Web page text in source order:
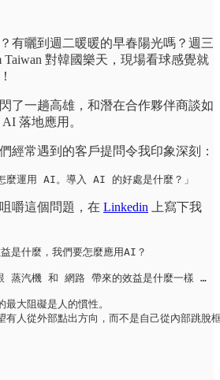
有曬到週二暖暖的早春陽光嗎？週三
Taiwan 對韓國樂天，現場看球感覺就
了一趟高雄，和潛在合作夥伴商談如
落地應用。
經常遇到的客戶提問令我印象深刻：
麼運用 AI。導入 AI 的好處是什麼？」
嚼這個問題，在 Linkedin 上寫下我
是什麼，我們要怎麼應用AI？
蒸汽機 和 網路 帶來的效益是什麼一樣 …
大阻礙是人的慣性。
有人從外部點出方向，而不是自己從內部跳脫